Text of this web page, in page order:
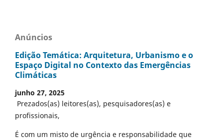
Anúncios
Edição Temática: Arquitetura, Urbanismo e o
Espaço Digital no Contexto das Emergências
Climáticas
junho 27, 2025
Prezados(as) leitores(as), pesquisadores(as) e
profissionais,
É com um misto de urgência e responsabilidade que